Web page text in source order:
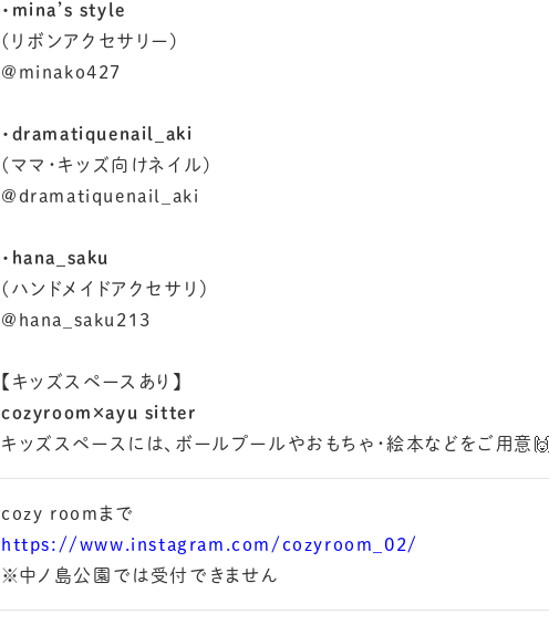
・mina’s style
(リボンアクセサリー)
@minako427
・dramatiquenail_aki
(ママ・キッズ向けネイル)
@dramatiquenail_aki
・hana_saku
(ハンドメイドアクセサリ）
@hana_saku213
【キッズスペースあり】
cozyroom×ayu sitter
キッズスペースには、ボールプールやおもちゃ・絵本などをご用意🙌
cozy roomまで
https://www.instagram.com/cozyroom_02/
※中ノ島公園では受付できません